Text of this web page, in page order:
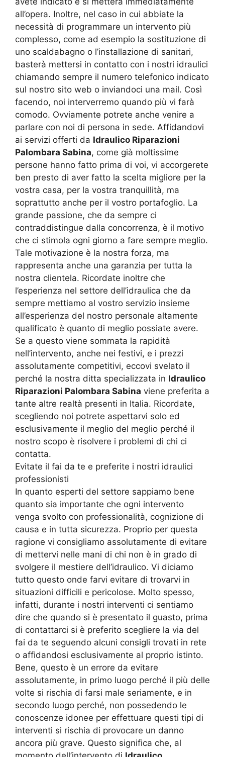
all’opera. Inoltre, nel caso in cui abbiate la
necessità di programmare un intervento più
complesso, come ad esempio la sostituzione di
uno scaldabagno o l’installazione di sanitari,
basterà mettersi in contatto con i nostri idraulici
chiamando sempre il numero telefonico indicato
sul nostro sito web o inviandoci una mail. Così
facendo, noi interverremo quando più vi farà
comodo. Ovviamente potrete anche venire a
parlare con noi di persona in sede. Affidandovi
ai servizi offerti da Idraulico Riparazioni
Palombara Sabina, come già moltissime
persone hanno fatto prima di voi, vi accorgerete
ben presto di aver fatto la scelta migliore per la
vostra casa, per la vostra tranquillità, ma
soprattutto anche per il vostro portafoglio. La
grande passione, che da sempre ci
contraddistingue dalla concorrenza, è il motivo
che ci stimola ogni giorno a fare sempre meglio.
Tale motivazione è la nostra forza, ma
rappresenta anche una garanzia per tutta la
nostra clientela. Ricordate inoltre che
l’esperienza nel settore dell’idraulica che da
sempre mettiamo al vostro servizio insieme
all’esperienza del nostro personale altamente
qualificato è quanto di meglio possiate avere.
Se a questo viene sommata la rapidità
nell’intervento, anche nei festivi, e i prezzi
assolutamente competitivi, eccovi svelato il
perché la nostra ditta specializzata in Idraulico
Riparazioni Palombara Sabina viene preferita a
tante altre realtà presenti in Italia. Ricordate,
scegliendo noi potrete aspettarvi solo ed
esclusivamente il meglio del meglio perché il
nostro scopo è risolvere i problemi di chi ci
contatta.
Evitate il fai da te e preferite i nostri idraulici
professionisti
In quanto esperti del settore sappiamo bene
quanto sia importante che ogni intervento
venga svolto con professionalità, cognizione di
causa e in tutta sicurezza. Proprio per questa
ragione vi consigliamo assolutamente di evitare
di mettervi nelle mani di chi non è in grado di
svolgere il mestiere dell’idraulico. Vi diciamo
tutto questo onde farvi evitare di trovarvi in
situazioni difficili e pericolose. Molto spesso,
infatti, durante i nostri interventi ci sentiamo
dire che quando si è presentato il guasto, prima
di contattarci si è preferito scegliere la via del
fai da te seguendo alcuni consigli trovati in rete
o affidandosi esclusivamente al proprio istinto.
Bene, questo è un errore da evitare
assolutamente, in primo luogo perché il più delle
volte si rischia di farsi male seriamente, e in
secondo luogo perché, non possedendo le
conoscenze idonee per effettuare questi tipi di
interventi si rischia di provocare un danno
ancora più grave. Questo significa che, al